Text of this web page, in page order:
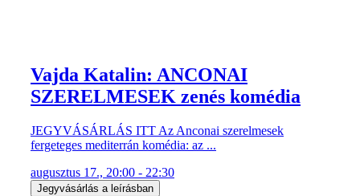
Vajda Katalin: ANCONAI
SZERELMESEK zenés komédia
JEGYVÁSÁRLÁS ITT Az Anconai szerelmesek
fergeteges mediterrán komédia: az ...
augusztus 17., 20:00 - 22:30
Jegyvásárlás a leírásban